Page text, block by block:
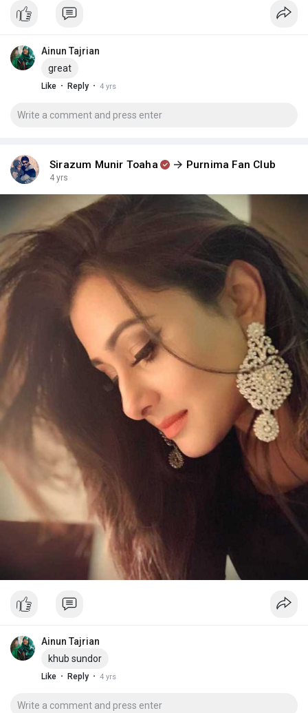
Ainun Tajrian
great
Like · Reply · 4 yrs
Sirazum Munir Toaha Purnima Fan Club
4 yrs
Ainun Tajrian
khub sundor
Like · Reply · 4 yrs